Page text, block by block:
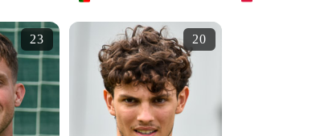
23 20